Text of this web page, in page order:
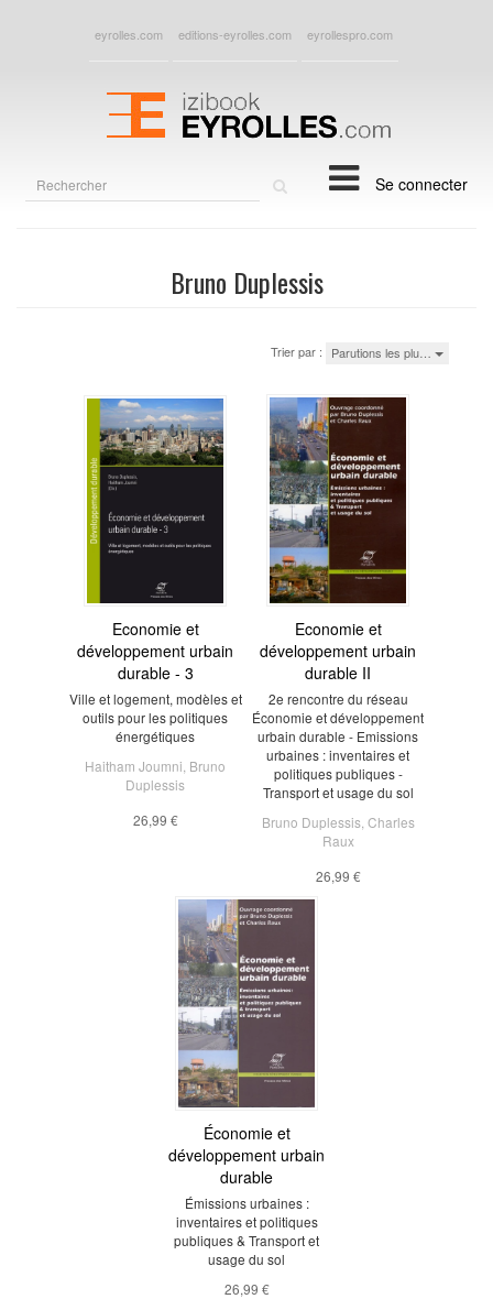
eyrolles.com editions-eyrolles.com eyrollespro.com
Se connecter
Bruno Duplessis
Trier par : Parutions les plu…
Economie et
développement urbain
durable - 3
Ville et logement, modèles et
outils pour les politiques
énergétiques
Haitham Joumni Bruno
Duplessis
26,99 €
Economie et
développement urbain
durable II
2e rencontre du réseau
Économie et développement
urbain durable - Emissions
urbaines : inventaires et
politiques publiques -
Transport et usage du sol
Bruno Duplessis, Charles
Raux
26,99 €
Économie et
développement urbain
durable
Émissions urbaines :
inventaires et politiques
publiques & Transport et
usage du sol
26,99 €